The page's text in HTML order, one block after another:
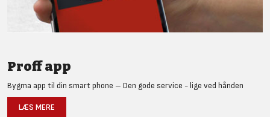
Proff app
Bygma app til din smart phone – Den gode service - lige ved hånden
LÆS MERE